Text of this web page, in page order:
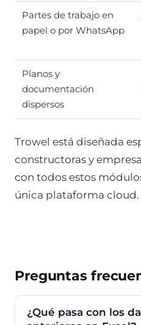
Partes de trabajo en
papel o por WhatsApp
Planos y
documentación
dispersos
Trowel está diseñada
constructoras y
con todos estos
única plataforma cloud.
Preguntas
¿Qué pasa con los